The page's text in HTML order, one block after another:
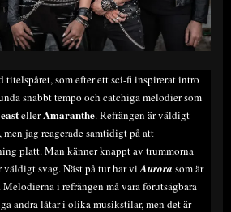
titelspåret, som efter ett sci-fi inspirerat intro
snabbt tempo och catchiga melodier som
ellerAmaranthe. Refrängen är väldigt
jag reagerade samtidigt på att
platt. Man känner knappt av trummorna
väldigt svag. Näst på tur har vi Aurora som är
i refrängen må vara förutsägbara
andra låtar i olika musikstilar, men det är